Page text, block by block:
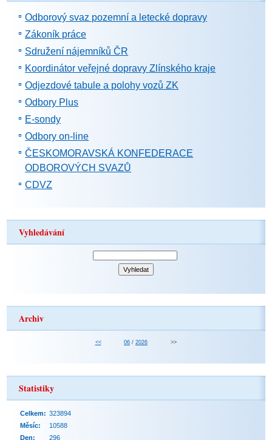
Odborový svaz pozemní a letecké dopravy
Zákoník práce
Sdružení nájemníků ČR
Koordinátor veřejné dopravy Zlínského kraje
Odjezdové tabule a polohy vozů ZK
Odbory Plus
E-sondy
Odbory on-line
ČESKOMORAVSKÁ KONFEDERACE
ODBOROVÝCH SVAZŮ
CDVZ
Vyhledávání
Archiv
<< 06 / 2026 >>
Statistiky
Celkem: 323894
Měsíc:
10588
Den:
296